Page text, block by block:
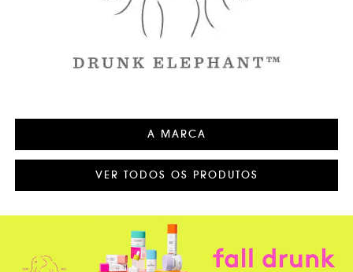
A MARCA
VER TODOS OS PRODUTOS